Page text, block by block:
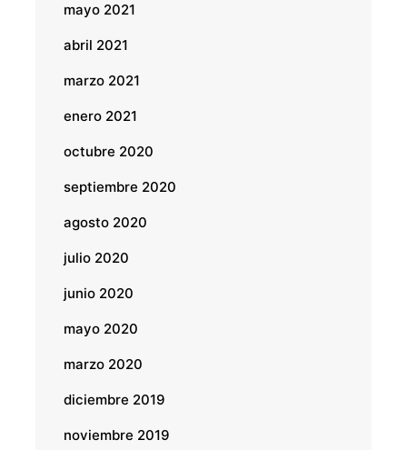
mayo 2021
abril 2021
marzo 2021
enero 2021
octubre 2020
septiembre 2020
agosto 2020
julio 2020
junio 2020
mayo 2020
marzo 2020
diciembre 2019
noviembre 2019